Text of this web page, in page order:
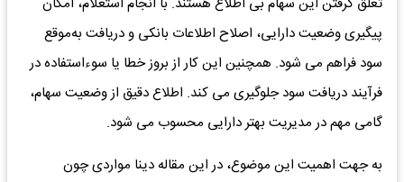
پیگیری وضعیت دارایی، اصلاح اطلاعات بانکی و دریافت به‌موقع
سود فراهم می‌ شود. همچنین این کار از بروز خطا یا سوءاستفاده در
فرآیند دریافت سود جلوگیری می کند. اطلاع دقیق از وضعیت سهام،
گامی مهم در مدیریت بهتر دارایی محسوب می شود.
به جهت اهمیت این موضوع، در این مقاله دینا مواردی چون